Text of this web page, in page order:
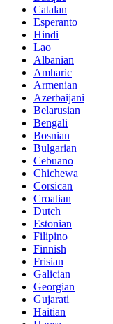
Catalan
Esperanto
Hindi
Lao
Albanian
Amharic
Armenian
Azerbaijani
Belarusian
Bengali
Bosnian
Bulgarian
Cebuano
Chichewa
Corsican
Croatian
Dutch
Estonian
Filipino
Finnish
Frisian
Galician
Georgian
Gujarati
Haitian